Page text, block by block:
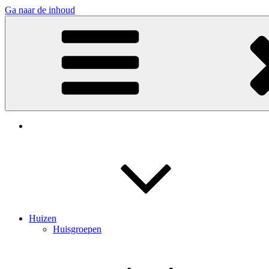
Ga naar de inhoud
Huizen
Huisgroepen